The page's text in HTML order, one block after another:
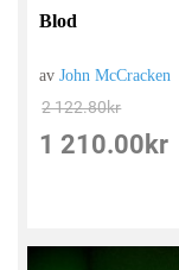
Blod
avJohn McCracken
2 122.80kr
1 210.00 kr